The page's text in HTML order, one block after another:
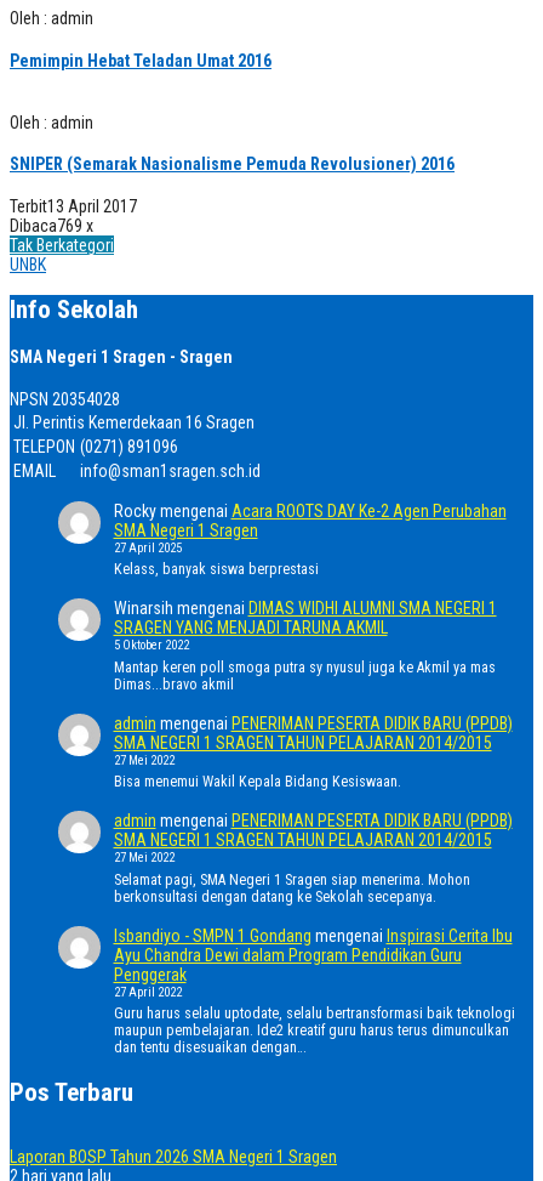
Oleh : admin
Pemimpin Hebat Teladan Umat 2016
Oleh : admin
SNIPER (Semarak Nasionalisme Pemuda Revolusioner) 2016
Terbit13 April 2017
Dibaca769 x
Tak Berkategori
UNBK
Info Sekolah
SMA Negeri 1 Sragen - Sragen
NPSN 20354028
Jl. Perintis Kemerdekaan 16 Sragen
TELEPON (0271) 891096
EMAIL
info@sman1sragen.sch.id
Rockymengenai Acara ROOTS DAY Ke-2 Agen Perubahan
SMA Negeri 1 Sragen
27 April 2025
Kelass, banyak siswa berprestasi
Winarsih mengenai DIMAS WIDHI ALUMNI SMA NEGERI 1
SRAGEN YANG MENJADI TARUNA AKMIL
5 Oktober 2022
Mantap keren poll smoga putra sy nyusul juga ke Akmil ya mas
Dimas...bravo akmil
admin mengenai PENERIMAN PESERTA DIDIK BARU (PPDB)
SMA NEGERI 1 SRAGEN TAHUN PELAJARAN 2014/2015
27 Mei 2022
Bisa menemui Wakil Kepala Bidang Kesiswaan.
admin mengenai PENERIMAN PESERTA DIDIK BARU (PPDB)
SMA NEGERI 1 SRAGEN TAHUN PELAJARAN 2014/2015
27 Mei 2022
Selamat pagi, SMA Negeri 1 Sragen siap menerima. Mohon
berkonsultasi dengan datang ke Sekolah secepanya.
Isbandiyo - SMPN 1 Gondang mengenai Inspirasi Cerita Ibu
Ayu Chandra Dewi dalam Program Pendidikan Guru
Penggerak
27 April 2022
Guru harus selalu uptodate, selalu bertransformasi baik teknologi
maupun pembelajaran. Ide2 kreatif guru harus terus dimunculkan
dan tentu disesuaikan dengan…
Pos Terbaru
Laporan BOSP Tahun 2026 SMA Negeri 1 Sragen
2 hari yang lalu